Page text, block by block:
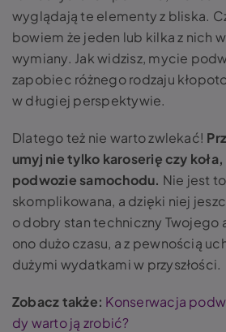
wyglądają te elementy z bliska.
bowiem że jeden lub kilka z nich
wymiany. Jak widzisz, mycie
zapobiec różnego rodzaju
w długiej perspektywie.
Dlatego też nie warto zwlekać!
umyj nie tylko karoserię czy
podwozie samochodu. Nie jest
skomplikowana, a dzięki niej
o dobry stan techniczny Twojego
ono dużo czasu, a z pewnością
dużymi wydatkami w przyszłości.
Zobacz także: Konserwacja
dy warto ją zrobić?